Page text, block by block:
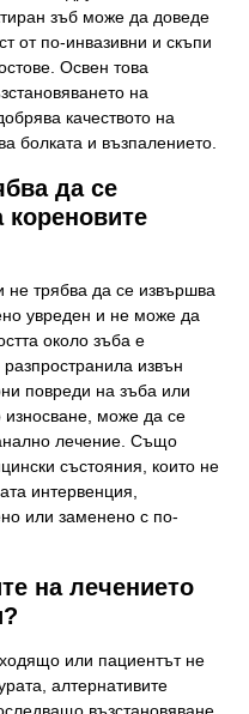
зъб може да доведе
от по-инвазивни и скъпи
Освен това
на
качеството на
болката и възпалението.
да се
не трябва да се извършва
увреден и не може да
около зъба е
извън
повреди на зъба или
може да се
лечение. Също
състояния, които не
интервенция,
или заменено с по-
на лечението
или пациентът не
алтернативите